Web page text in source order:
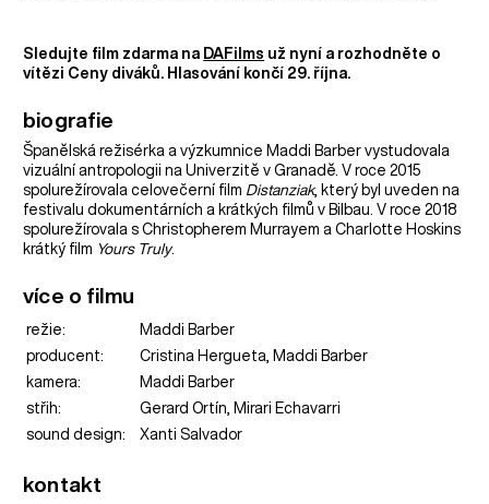
Sledujte film zdarma na DAFilms už nyní a rozhodněte o
vítězi Ceny diváků. Hlasování končí 29. října.
biografie
Španělská režisérka a výzkumnice Maddi Barber vystudovala
vizuální antropologii na Univerzitě v Granadě. V roce 2015
spolurežírovala celovečerní film Distanziak, který byl uveden na
festivalu dokumentárních a krátkých filmů v Bilbau. V roce 2018
spolurežírovala s Christopherem Murrayem a Charlotte Hoskins
krátký film Yours Truly.
více o filmu
režie:
Maddi Barber
producent:
Cristina Hergueta, Maddi Barber
kamera:
Maddi Barber
střih:
Gerard Ortín, Mirari Echavarri
sound design:
Xanti Salvador
kontakt